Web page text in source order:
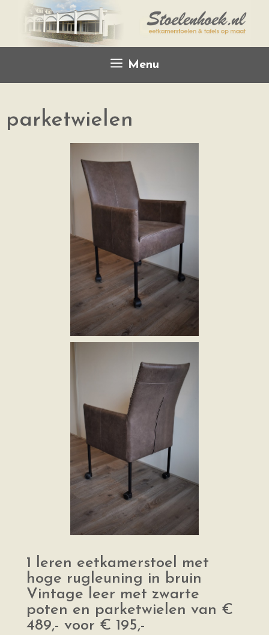
Menu
parketwielen
1 leren eetkamerstoel met
hoge rugleuning in bruin
Vintage leer met zwarte
poten en parketwielen van €
489,- voor € 195,-